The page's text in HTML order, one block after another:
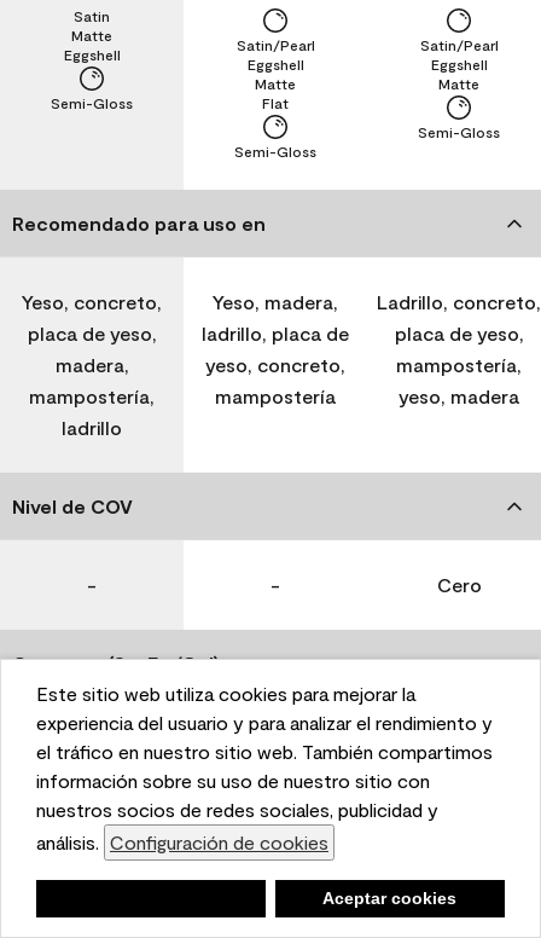
This website uses cookies to enhance user experience
and to analyze performance and traffic on our website.
We also share information about your use of our site
with our social media, advertising, and analytics
partners. Cookie Settings
Accept Cookies
Este sitio web utiliza cookies para mejorar la
experiencia del usuario y para analizar el rendimiento y
el tráfico en nuestro sitio web. También compartimos
información sobre su uso de nuestro sitio con
nuestros socios de redes sociales, publicidad y
análisis. Configuración de cookies
Aceptar cookies
Semi-Gloss
Eggshell
Matte
Satin
Semi-Gloss
Flat
Matte
Eggshell
Satin/Pearl
Semi-Gloss
Matte
Eggshell
Satin/Pearl
Recomendado para uso en
Yeso, concreto,
placa de yeso,
madera,
mampostería,
ladrillo
Yeso, madera,
ladrillo, placa de
yeso, concreto,
mampostería
Ladrillo, concreto,
placa de yeso,
mampostería,
yeso, madera
Nivel de COV
- - Cero
Coverage (Sq. Ft./Gal)
350-400 400-450 400-450
Tiempo de secado
1 hora